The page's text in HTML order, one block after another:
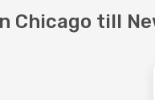
Chicago till